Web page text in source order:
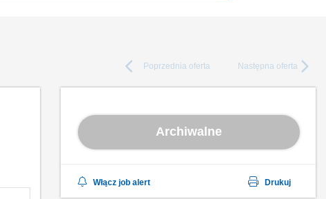
Poprzednia oferta Następna oferta
Archiwalne
Włącz job alert Drukuj